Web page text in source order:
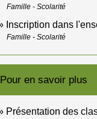
Famille - Scolarité
Inscription dans
Famille - Scolarité
Pour en savoir plus
Présentation des